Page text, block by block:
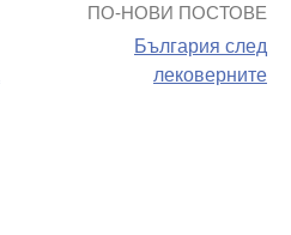
ПО-НОВИ ПОСТОВЕ
България след
лековерните